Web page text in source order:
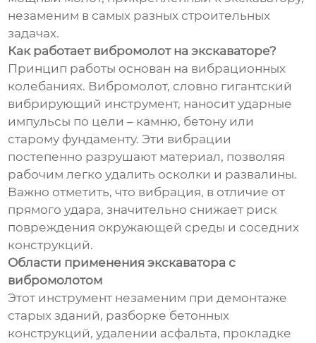
незаменим в самых разных строительных
задачах.
Как работает вибромолот на экскаваторе?
Принцип работы основан на вибрационных
колебаниях. Вибромолот, словно гигантский
вибрирующий инструмент, наносит ударные
импульсы по цели – камню, бетону или
старому фундаменту. Эти вибрации
постепенно разрушают материал, позволяя
рабочим легко удалить осколки и развалины.
Важно отметить, что вибрация, в отличие от
прямого удара, значительно снижает риск
повреждения окружающей среды и соседних
конструкций.
Области применения экскаватора с
вибромолотом
Этот инструмент незаменим при демонтаже
старых зданий, разборке бетонных
конструкций, удалении асфальта, прокладке